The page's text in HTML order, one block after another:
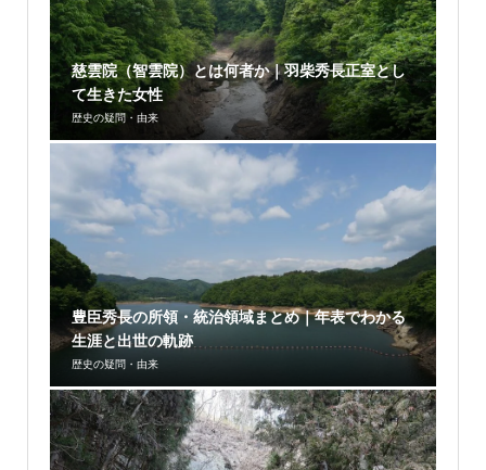
慈雲院（智雲院）とは何者か｜羽柴秀長正室とし
て生きた女性
歴史の疑問・由来
豊臣秀長の所領・統治領域まとめ｜年表でわかる
生涯と出世の軌跡
歴史の疑問・由来